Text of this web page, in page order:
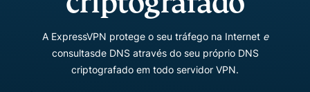
A ExpressVPN protege o seu tráfego na Internet e
consultasde DNS através do seu próprio DNS
criptografado em todo servidor VPN.